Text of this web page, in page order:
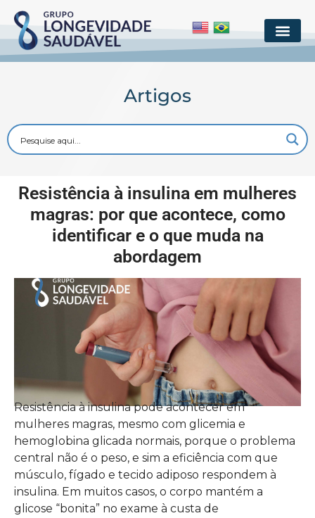
Artigos
Resistência à insulina em mulheres
magras: por que acontece, como
identificar e o que muda na
abordagem
Resistência à insulina pode acontecer em
mulheres magras, mesmo com glicemia e
hemoglobina glicada normais, porque o problema
central não é o peso, e sim a eficiência com que
músculo, fígado e tecido adiposo respondem à
insulina. Em muitos casos, o corpo mantém a
glicose “bonita” no exame à custa de